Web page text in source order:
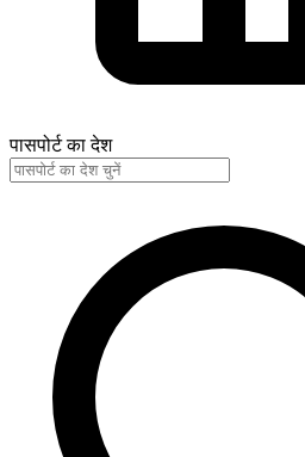
पासपोर्ट का देश